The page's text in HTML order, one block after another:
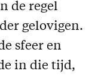
de regel
gelovigen.
sfeer en
in die tijd,